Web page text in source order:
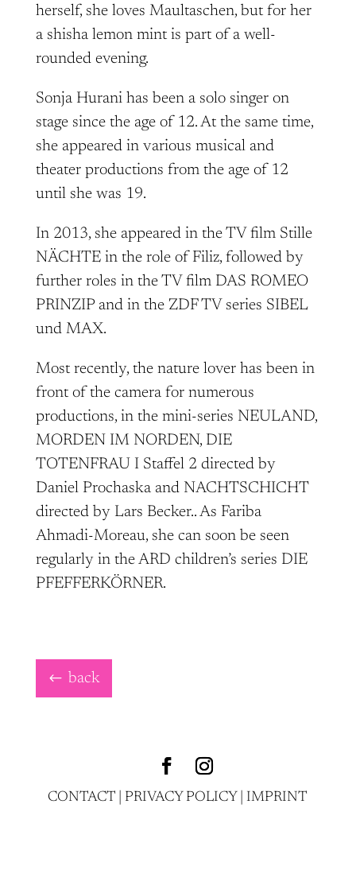
herself, she loves Maultaschen, but for her
a shisha lemon mint is part of a well-
rounded evening.
Sonja Hurani has been a solo singer on
stage since the age of 12. At the same time,
she appeared in various musical and
theater productions from the age of 12
until she was 19.
In 2013, she appeared in the TV film Stille
NÄCHTE in the role of Filiz, followed by
further roles in the TV film DAS ROMEO
PRINZIP and in the ZDF TV series SIBEL
und MAX.
Most recently, the nature lover has been in
front of the camera for numerous
productions, in the mini-series NEULAND,
MORDEN IM NORDEN, DIE
TOTENFRAU I Staffel 2 directed by
Daniel Prochaska and NACHTSCHICHT
directed by Lars Becker.. As Fariba
Ahmadi-Moreau, she can soon be seen
regularly in the ARD children’s series DIE
PFEFFERKÖRNER.
back
CONTACT |PRIVACY POLICY |IMPRINT